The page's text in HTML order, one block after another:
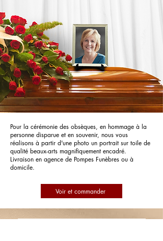
Pour la cérémonie des obsèques, en hommage à la
personne disparue et en souvenir, nous vous
réalisons à partir d'une photo un portrait sur toile de
qualité beaux-arts magnifiquement encadré.
Livraison en agence de Pompes Funèbres ou à
domicile.
Voir et commander